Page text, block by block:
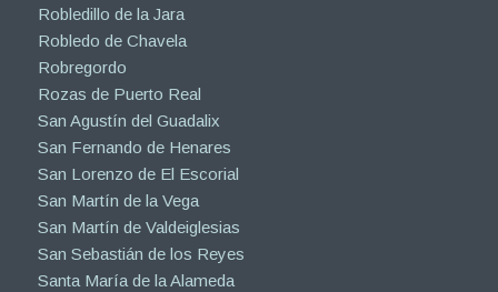
Robledillo de la Jara
Robledo de Chavela
Robregordo
Rozas de Puerto Real
San Agustín del Guadalix
San Fernando de Henares
San Lorenzo de El Escorial
San Martín de la Vega
San Martín de Valdeiglesias
San Sebastián de los Reyes
Santa María de la Alameda